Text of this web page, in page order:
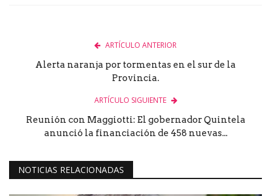
ARTÍCULO ANTERIOR
Alerta naranja por tormentas en el sur de la
Provincia.
ARTÍCULO SIGUIENTE
Reunión con Maggiotti: El gobernador Quintela
anunció la financiación de 458 nuevas...
NOTICIAS RELACIONADAS